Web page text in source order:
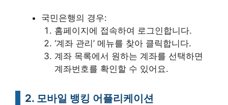
국민은행의 경우:
홈페이지에 접속하여 로그인합니다.
‘계좌 관리’ 메뉴를 찾아 클릭합니다.
계좌 목록에서 원하는 계좌를 선택하면
계좌번호를 확인할 수 있어요.
2. 모바일 뱅킹 어플리케이션